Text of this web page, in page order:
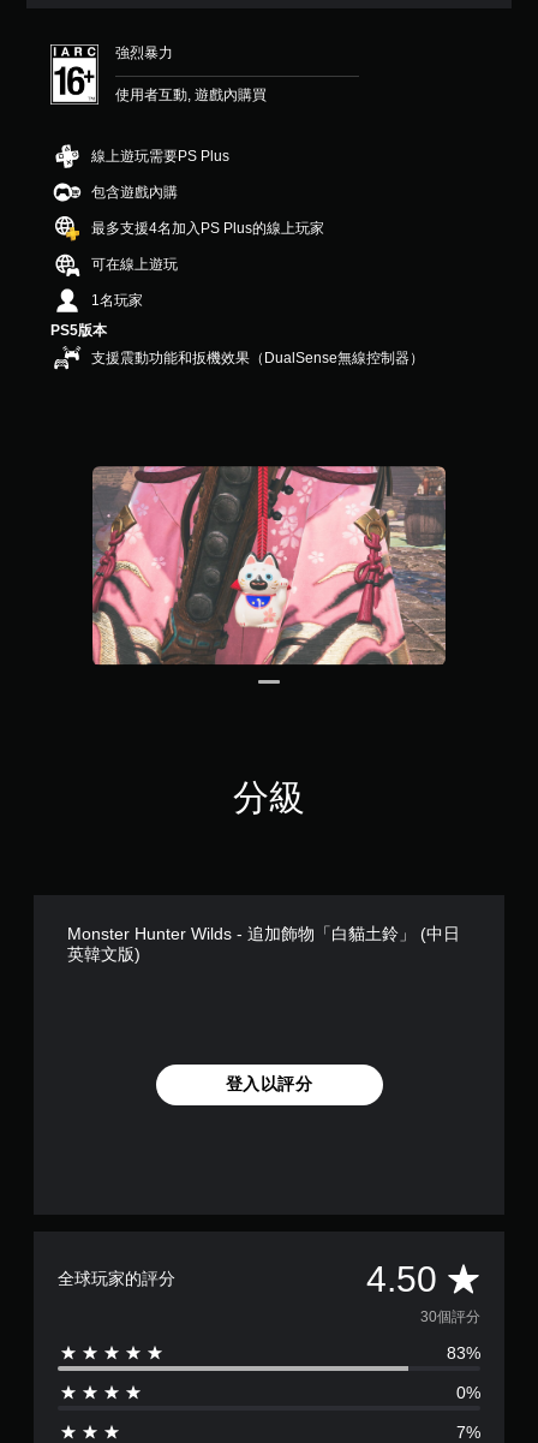
（
滿
5
星
，
共
0
評
分
強烈暴力
使用者互動, 遊戲內購買
線上遊玩需要PS Plus
包含遊戲內購
最多支援4名加入PS Plus的線上玩家
可在線上遊玩
1名玩家
PS5版本
支援震動功能和扳機效果（DualSense無線控制器）
分級
Monster Hunter Wilds - 追加飾物「白貓土鈴」 (中日
英韓文版)
登入以評分
全球玩家的評分 4.50 平
均
評
分
30個評分
83%
0%
7%